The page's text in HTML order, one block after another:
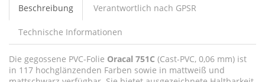
Beschreibung Verantwortlich nach GPSR
Technische Informationen
Die gegossene PVC-Folie Oracal 751C (Cast-PVC, 0,06 mm) ist
in 117 hochglänzenden Farben sowie in mattweiß und